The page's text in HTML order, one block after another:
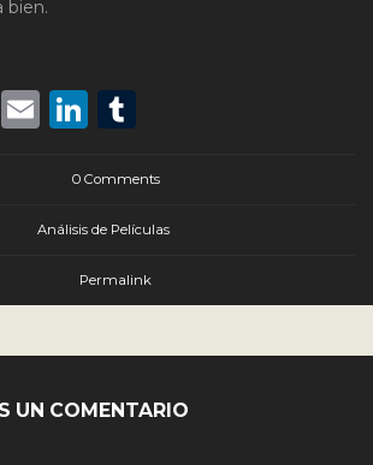
bien.
WhatsApp
EmailLinkedIn
0 Comments
Análisis de Películas
Permalink
UN COMENTARIO